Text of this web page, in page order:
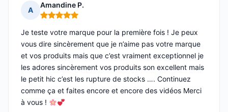
A
Amandine P.
Note : 5 sur 5
Je teste votre marque pour la première fois ! Je peux
vous dire sincèrement que je n’aime pas votre marque
et vos produits mais que c’est vraiment exceptionnel je
les adores sincèrement vos produits son excellent mais
le petit hic c’est les rupture de stocks …. Continuez
comme ça et faites encore et encore des vidéos Merci
à vous !